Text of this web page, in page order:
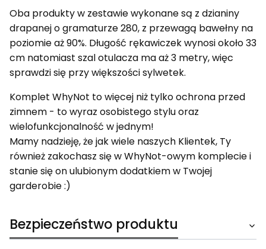
Oba produkty w zestawie wykonane są z dzianiny
drapanej o gramaturze 280, z przewagą bawełny na
poziomie aż 90%. Długość rękawiczek wynosi około 33
cm natomiast szal otulacza ma aż 3 metry, więc
sprawdzi się przy większości sylwetek.
Komplet WhyNot to więcej niż tylko ochrona przed
zimnem - to wyraz osobistego stylu oraz
wielofunkcjonalność w jednym!
Mamy nadzieję, że jak wiele naszych Klientek, Ty
również zakochasz się w WhyNot-owym komplecie i
stanie się on ulubionym dodatkiem w Twojej
garderobie :)
Bezpieczeństwo produktu